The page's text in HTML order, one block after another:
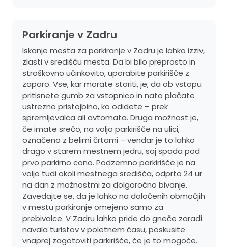
Parkiranje v Zadru
Iskanje mesta za parkiranje v Zadru je lahko izziv,
zlasti v središču mesta. Da bi bilo preprosto in
stroškovno učinkovito, uporabite parkirišče z
zaporo. Vse, kar morate storiti, je, da ob vstopu
pritisnete gumb za vstopnico in nato plačate
ustrezno pristojbino, ko odidete – prek
spremljevalca ali avtomata. Druga možnost je,
če imate srečo, na voljo parkirišče na ulici,
označeno z belimi črtami – vendar je to lahko
drago v starem mestnem jedru, saj spada pod
prvo parkirno cono. Podzemno parkirišče je na
voljo tudi okoli mestnega središča, odprto 24 ur
na dan z možnostmi za dolgoročno bivanje.
Zavedajte se, da je lahko na določenih območjih
v mestu parkiranje omejeno samo za
prebivalce. V Zadru lahko pride do gneče zaradi
navala turistov v poletnem času, poskusite
vnaprej zagotoviti parkirišče, če je to mogoče.